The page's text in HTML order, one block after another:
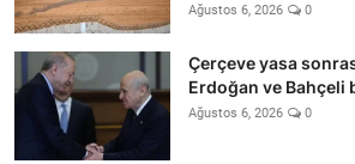
Ağustos 6, 2026 0
Çerçeve yasa
Erdoğan ve Bahçeli
Ağustos 6, 2026 0